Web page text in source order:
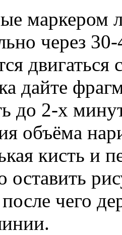
маркером
через
дайте
до 2-х
объёма
кисть и
оставить
чего